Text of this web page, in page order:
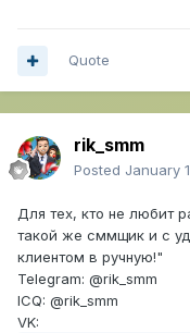
Quote
rik_smm
Posted January
Для тех, кто не любит
такой же сммщик и с
клиентом в ручную!"
Telegram: @rik_smm
ICQ: @rik_smm
VK: